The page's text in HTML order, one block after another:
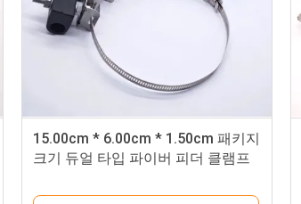
15.00cm * 6.00cm * 1.50cm 패키지
크기 듀얼 타입 파이버 피더 클램프